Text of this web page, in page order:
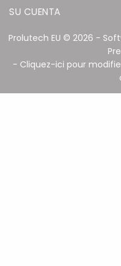
SU CUENTA
Prolutech EU © 2026 -
- Cliquez-ici pour